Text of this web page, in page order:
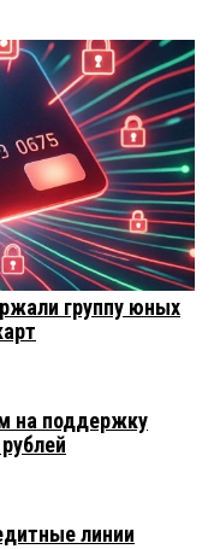
группу юных
на поддержку
линии